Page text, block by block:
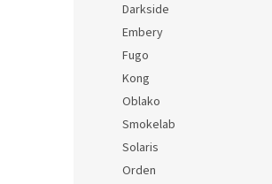
Darkside
Embery
Fugo
Kong
Oblako
Smokelab
Solaris
Orden